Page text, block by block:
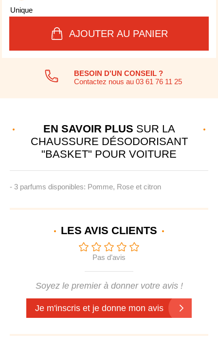
Unique
AJOUTER AU PANIER
BESOIN D'UN CONSEIL ?
Contactez nous au 03 61 76 11 25
EN SAVOIR PLUS SUR LA
CHAUSSURE DÉSODORISANT
"BASKET" POUR VOITURE
- 3 parfums disponibles: Pomme, Rose et citron
LES AVIS CLIENTS
Pas d’avis
Soyez le premier à donner votre avis !
Je m'inscris et je donne mon avis